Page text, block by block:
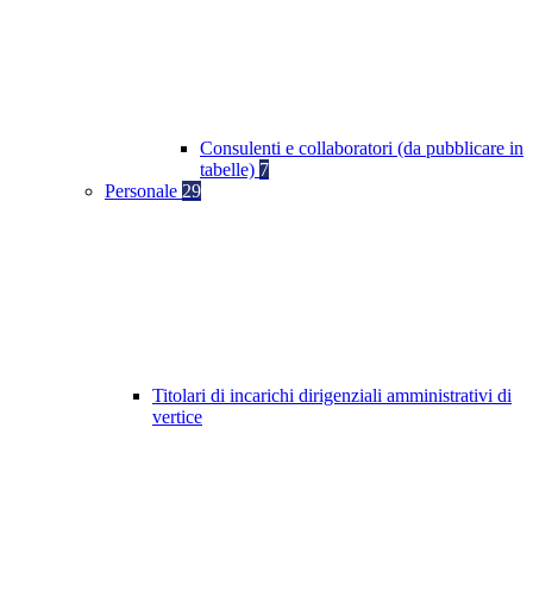
Consulenti e collaboratori (da pubblicare in
tabelle) 7
Personale 29
Titolari di incarichi dirigenziali amministrativi di
vertice